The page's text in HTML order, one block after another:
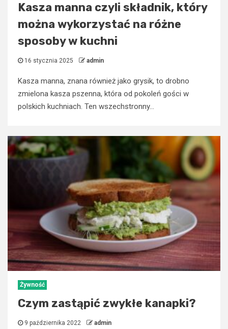
Kasza manna czyli składnik, który
można wykorzystać na różne
sposoby w kuchni
16 stycznia 2025 admin
Kasza manna, znana również jako grysik, to drobno
zmielona kasza pszenna, która od pokoleń gości w
polskich kuchniach. Ten wszechstronny...
Żywność
Czym zastąpić zwykłe kanapki?
9 października 2022 admin